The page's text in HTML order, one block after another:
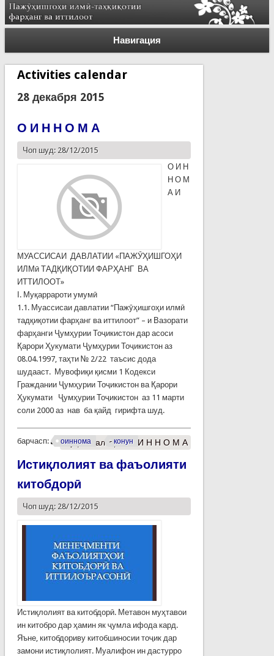
Навигация
Activities calendar
28 декабря 2015
О И Н Н О М А
Чоп шуд: 28/12/2015
О И Н
Н О М
А И
МУАССИСАИ ДАВЛАТИИ «ПАЖӮҲИШГОҲИ
ИЛМӣ ТАДҚИҚОТИИ ФАРҲАНГ ВА
ИТТИЛООТ»
І. Муқаррароти умумӣ
1.1. Муассисаи давлатии “Пажӯҳишгоҳи илмӣ
тадқиқотии фарҳанг ва иттилоот” – и Вазорати
фарҳанги Ҷумҳурии Тоҷикистон дар асоси
Қарори Ҳукумати Ҷумҳурии Тоҷикистон аз
08.04.1997, таҳти № 2/22 таъсис дода
шудааст. Мувофиқи қисми 1 Кодекси
Граждании Ҷумҳурии Тоҷикистон ва Қарори
Ҳукумати Ҷумҳурии Тоҷикистон аз 11 марти
соли 2000 аз нав ба қайд гирифта шуд.
барчасп: оиннома конун
Муфассалтаро О И Н Н О М А
Истиқлолият ва фаъолияти
китобдорӣ
Чоп шуд: 28/12/2015
Истиқлолият ва китобдорӣ. Метавон муҳтавои
ин китобро дар ҳамин як ҷумла ифода кард.
Яъне, китобдориву китобшиносии тоҷик дар
замони истиқлолият. Муалифон ин дастурро